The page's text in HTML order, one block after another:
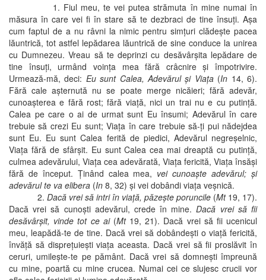
1. Fiul meu, te vei putea strămuta în mine numai în
măsura în care vei fi în stare să te dezbraci de tine însuţi. Aşa
cum faptul de a nu râvni la nimic pentru simţuri clădeşte pacea
lăuntrică, tot astfel lepădarea lăuntrică de sine conduce la unirea
cu Dumnezeu. Vreau să te deprinzi cu desăvârşita lepădare de
tine însuţi, urmând voinţa mea fără crâcnire şi împotrivire.
Urmează-mă, deci: Eu sunt Calea, Adevărul şi Viaţa(In 14, 6).
Fără cale aşternută nu se poate merge nicăieri; fără adevăr,
cunoaşterea e fără rost; fără viaţă, nici un trai nu e cu putinţă.
Calea pe care o ai de urmat sunt Eu însumi; Adevărul în care
trebuie să crezi Eu sunt; Viaţa în care trebuie să-ţi pui nădejdea
sunt Eu. Eu sunt Calea ferită de piedici, Adevărul negreşelnic,
Viaţa fără de sfârşit. Eu sunt Calea cea mai dreaptă cu putinţă,
culmea adevărului, Viaţa cea adevărată, Viaţa fericită, Viaţa însăşi
fără de început. Ţinând calea mea, vei cunoaşte adevărul; şi
adevărul te va elibera (In 8, 32) şi vei dobândi viaţa veşnică.
2. Dacă vrei să intri în viaţă, păzeşte poruncile (Mt 19, 17).
Dacă vrei să cunoşti adevărul, crede în mine.Dacă vrei să fii
desăvârşit, vinde tot ce ai(Mt 19, 21). Dacă vrei să fii ucenicul
meu, leapădă-te de tine. Dacă vrei să dobândeşti o viaţă fericită,
învăţă să dispreţuieşti viaţa aceasta. Dacă vrei să fii proslăvit în
ceruri, umileşte-te pe pământ. Dacă vrei să domneşti împreună
cu mine, poartă cu mine crucea. Numai cei ce slujesc crucii vor